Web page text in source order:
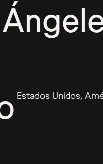
Estados